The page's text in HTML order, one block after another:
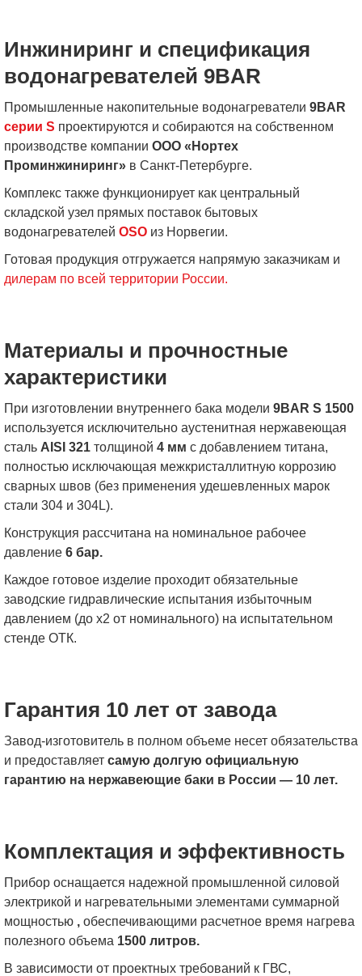
Инжиниринг и спецификация
водонагревателей 9BAR
Промышленные накопительные водонагреватели 9BAR
серии S проектируются и собираются на собственном
производстве компании ООО «Нортех
Проминжиниринг» в Санкт-Петербурге.
Комплекс также функционирует как центральный
складской узел прямых поставок бытовых
водонагревателей OSO из Норвегии.
Готовая продукция отгружается напрямую заказчикам и
дилерам по всей территории России.
Материалы и прочностные
характеристики
При изготовлении внутреннего бака модели 9BAR S 1500
используется исключительно аустенитная нержавеющая
сталь AISI 321 толщиной 4 мм с добавлением титана,
полностью исключающая межкристаллитную коррозию
сварных швов (без применения удешевленных марок
стали 304 и 304L).
Конструкция рассчитана на номинальное рабочее
давление 6 бар.
Каждое готовое изделие проходит обязательные
заводские гидравлические испытания избыточным
давлением (до x2 от номинального) на испытательном
стенде ОТК.
Гарантия 10 лет от завода
Завод-изготовитель в полном объеме несет обязательства
и предоставляет самую долгую официальную
гарантию на нержавеющие баки в России — 10 лет.
Комплектация и эффективность
Прибор оснащается надежной промышленной силовой
электрикой и нагревательными элементами суммарной
мощностью , обеспечивающими расчетное время нагрева
полезного объема 1500 литров.
В зависимости от проектных требований к ГВС,